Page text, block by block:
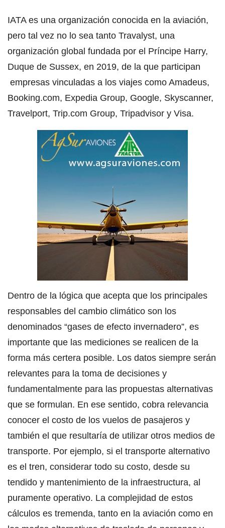
IATA es una organización conocida en la aviación,
pero tal vez no lo sea tanto Travalyst, una
organización global fundada por el Príncipe Harry,
Duque de Sussex, en 2019, de la que participan
empresas vinculadas a los viajes como Amadeus,
Booking.com, Expedia Group, Google, Skyscanner,
Travelport, Trip.com Group, Tripadvisor y Visa.
Dentro de la lógica que acepta que los principales
responsables del cambio climático son los
denominados “gases de efecto invernadero”, es
importante que las mediciones se realicen de la
forma más certera posible. Los datos siempre serán
relevantes para la toma de decisiones y
fundamentalmente para las propuestas alternativas
que se formulan. En ese sentido, cobra relevancia
conocer el costo de los vuelos de pasajeros y
también el que resultaría de utilizar otros medios de
transporte. Por ejemplo, si el transporte alternativo
es el tren, considerar todo su costo, desde su
tendido y mantenimiento de la infraestructura, al
puramente operativo. La complejidad de estos
cálculos es tremenda, tanto en la aviación como en